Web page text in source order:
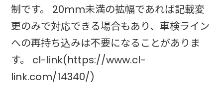
制です。 20mm未満の拡幅であれば記載変
更のみで対応できる場合もあり、車検ライン
への再持ち込みは不要になることがありま
す。 cl-link(https://www.cl-
link.com/14340/)